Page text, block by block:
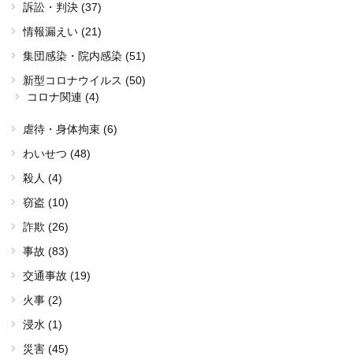
訴訟・判決 (37)
情報漏えい (21)
集団感染・院内感染 (51)
新型コロナウイルス (50)
コロナ関連 (4)
虐待・身体拘束 (6)
わいせつ (48)
殺人 (4)
窃盗 (10)
詐欺 (26)
事故 (83)
交通事故 (19)
火事 (2)
浸水 (1)
災害 (45)